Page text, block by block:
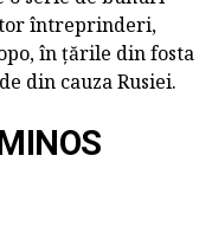
întreprinderi,
în țările din fosta
din cauza Rusiei.